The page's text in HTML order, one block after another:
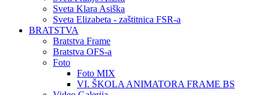
Sveta Klara Asiška
Sveta Elizabeta - zaštitnica FSR-a
BRATSTVA
Bratstva Frame
Bratstva OFS-a
Foto
Foto MIX
VI. ŠKOLA ANIMATORA FRAME BS